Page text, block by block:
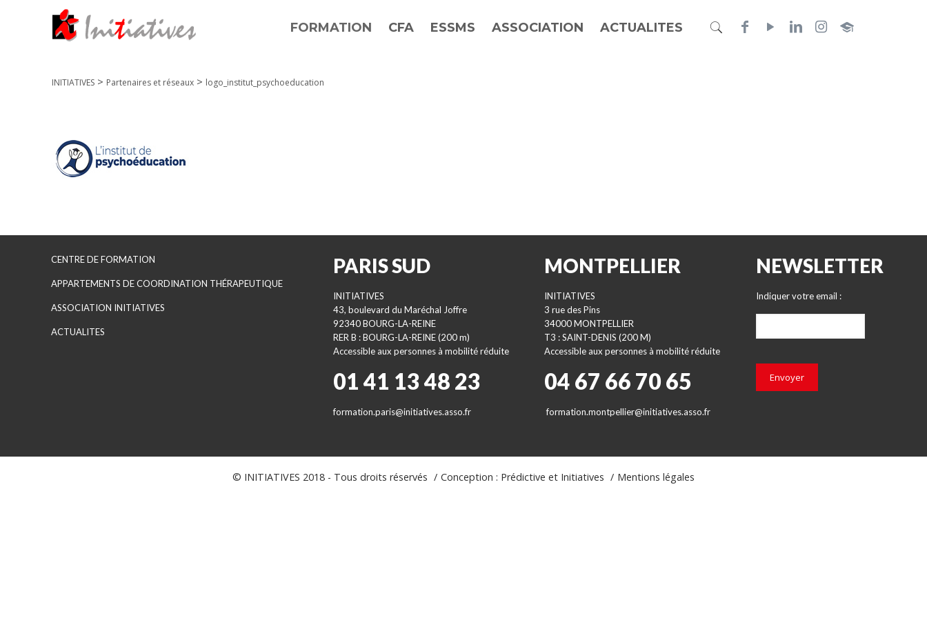
FORMATION CFA ESSMS ASSOCIATION ACTUALITES
INITIATIVES > Partenaires et réseaux > logo_institut_psychoeducation
CENTRE DE FORMATION
APPARTEMENTS DE COORDINATION THÉRAPEUTIQUE
ASSOCIATION INITIATIVES
ACTUALITES
PARIS SUD
INITIATIVES
43, boulevard du Maréchal Joffre
92340 BOURG-LA-REINE
RER B : BOURG-LA-REINE (200 m)
Accessible aux personnes à mobilité réduite
01 41 13 48 23
formation.paris@initiatives.asso.fr
MONTPELLIER
INITIATIVES
3 rue des Pins
34000 MONTPELLIER
T3 : SAINT-DENIS (200 M)
Accessible aux personnes à mobilité réduite
04 67 66 70 65
formation.montpellier@initiatives.asso.fr
NEWSLETTER
Indiquer votre email :
Envoyer
© INITIATIVES 2018 - Tous droits réservés Conception : Prédictive et Initiatives Mentions légales